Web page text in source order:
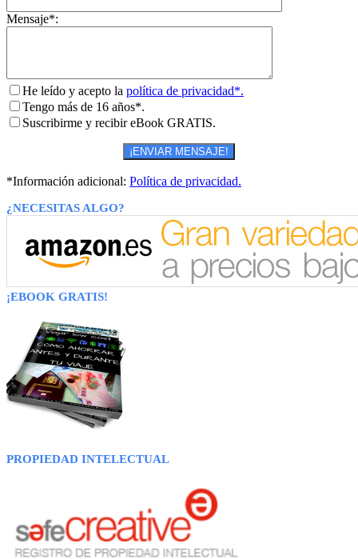
Mensaje*:
He leído y acepto la política de privacidad*.
Tengo más de 16 años*.
Suscribirme y recibir eBook GRATIS.
*Información adicional: Política de privacidad.
¿NECESITAS ALGO?
¡EBOOK GRATIS!
PROPIEDAD INTELECTUAL